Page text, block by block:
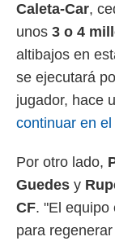
de
datos
perfiles
Caleta-Car,
unos 3 o 4
altibajos en
se ejecutará
jugador, hace
continuar en
Por otro lado,
Guedes y
CF. "El equipo
para